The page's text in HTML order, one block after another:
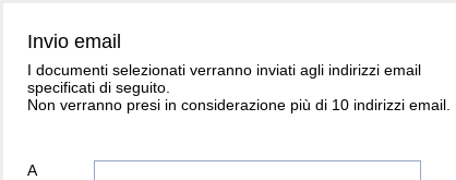
Invio email
I documenti selezionati verranno inviati agli indirizzi email
specificati di seguito.
Non verranno presi in considerazione più di 10 indirizzi email.
A